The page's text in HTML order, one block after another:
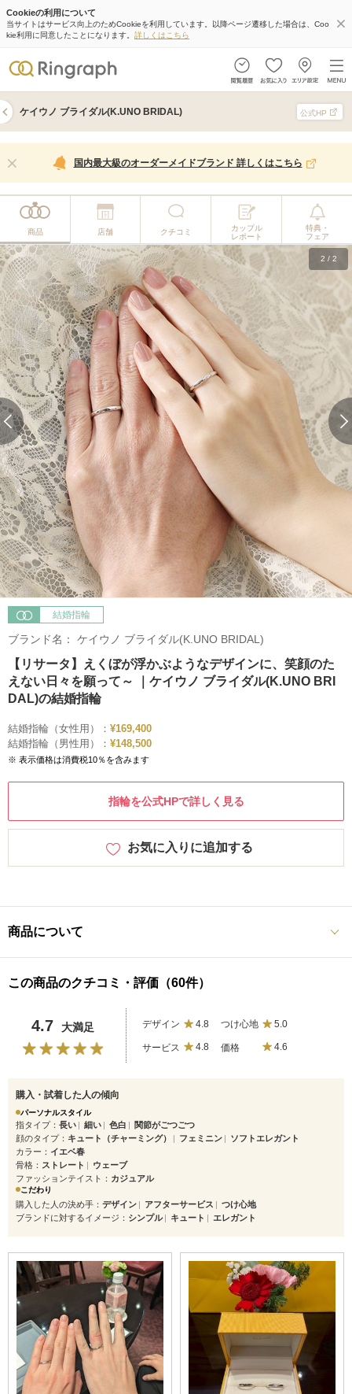
Cookieの利用について
当サイトはサービス向上のためCookieを利用しています。以降ページ遷移した場合は、Coo
kie利用に同意したことになります。 詳しくはこちら
ケイウノ ブライダル(K.UNO BRIDAL) 公式HP
国内最大級のオーダーメイドブランド 詳しくはこちら
商品 店舗 クチコミ
カップル
レポート
特典・
フェア
2 / 2
結婚指輪
ブランド名： ケイウノ ブライダル(K.UNO BRIDAL)
【リサータ】えくぼが浮かぶようなデザインに、笑顔のた
えない日々を願って～ ｜ケイウノ ブライダル(K.UNO BRI
DAL)の結婚指輪
結婚指輪（女性用）： ¥169,400
結婚指輪（男性用）： ¥148,500
※ 表示価格は消費税10％を含みます
指輪を公式HPで詳しく見る
お気に入りに追加する
商品について
この商品のクチコミ・評価（60件）
4.7 大満足 デザイン 4.8 つけ心地 5.0
サービス 4.8 価格 4.6
購入・試着した人の傾向
パーソナルスタイル
指タイプ 長い 細い 色白
関節がごつごつ
顔のタイプ
キュート（チャーミング） フェミニン
ソフトエレガント
カラー
イエベ春
骨格
ストレート
ウェーブ
ファッションテイスト
カジュアル
こだわり
購入した人の決め手 デザイン アフターサービス
つけ心地
ブランドに対するイメージ
シンプル キュート エレガント